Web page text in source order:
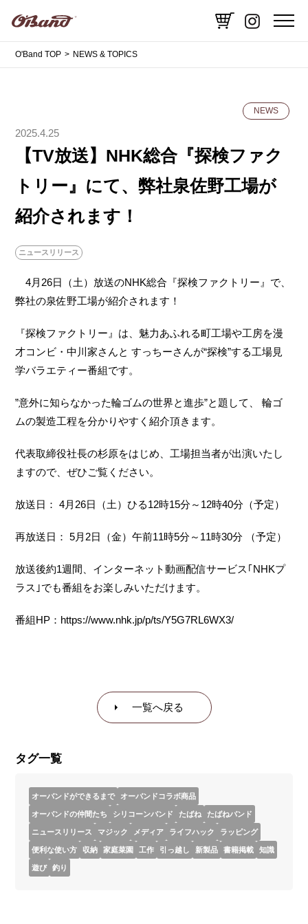
O'Band TOP NEWS & TOPICS
NEWS
2025.4.25
【TV放送】NHK総合『探検ファク
トリー』にて、弊社泉佐野工場が
紹介されます！
ニュースリリース
4月26日（土）放送のNHK総合『探検ファクトリー』で、
弊社の泉佐野工場が紹介されます！
『探検ファクトリー』は、魅力あふれる町工場や工房を漫
才コンビ・中川家さんと すっちーさんが“探検”する工場見
学バラエティー番組です。
”意外に知らなかった輪ゴムの世界と進歩”と題して、 輪ゴ
ムの製造工程を分かりやすく紹介頂きます。
代表取締役社長の杉原をはじめ、工場担当者が出演いたし
ますので、ぜひご覧ください。
放送日： 4月26日（土）ひる12時15分～12時40分（予定）
再放送日： 5月2日（金）午前11時5分～11時30分 （予定）
放送後約1週間、インターネット動画配信サービス｢NHKプ
ラス｣でも番組をお楽しみいただけます。
番組HP：https://www.nhk.jp/p/ts/Y5G7RL6WX3/
一覧へ戻る
タグ一覧
オーバンドができるまで オーバンドコラボ商品
オーバンドの仲間たち シリコーンバンド たばね たばねバンド
ニュースリリース マジック メディア ライフハック ラッピング
便利な使い方 収納 家庭菜園 工作 引っ越し 新製品 書籍掲載 知識
遊び 釣り